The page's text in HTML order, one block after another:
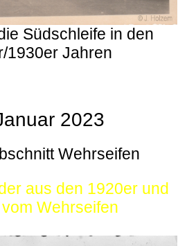
Südschleife in den
1930er Jahren
2023
Wehrseifen
aus den 1920er und
Wehrseifen